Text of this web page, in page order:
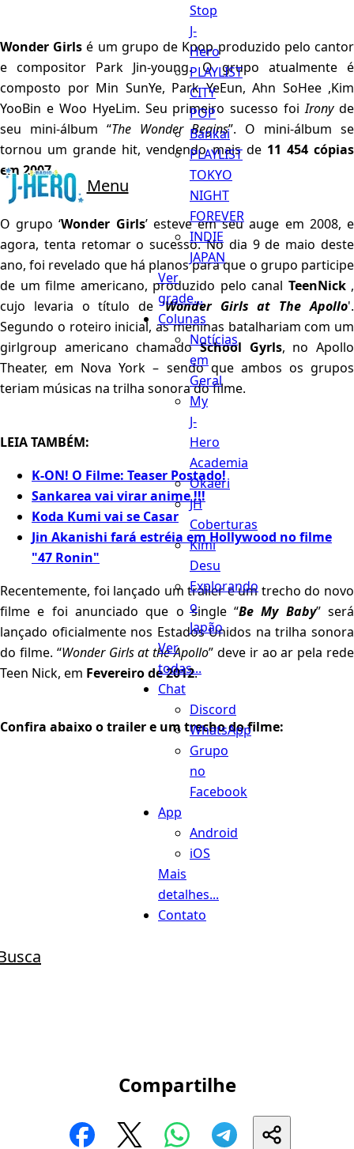
Menu
Stop
J-
Hero
PLAYLIST
CITY
POP
Bankai
PLAYLIST
TOKYO
NIGHT
FOREVER
INDIE
JAPAN
Ver
grade...
Colunas
Notícias
em
Geral
My
J-
Hero
Academia
Okaeri
JH
Coberturas
Kimi
Desu
Explorando
o
Japão
Ver
todas...
Chat
Discord
WhatsApp
Grupo
no
Facebook
App
Android
iOS
Mais
detalhes...
Contato
Wonder Girls é um grupo de Kpop produzido pelo cantor
e compositor Park Jin-young. O grupo atualmente é
composto por Min SunYe, Park YeEun, Ahn SoHee ,Kim
YooBin e Woo HyeLim. Seu primeiro sucesso foiIronyde
seu mini-álbum “The Wonder Begins”. O mini-álbum se
tornou um grande hit, vendendo mais de 11 454 cópias
em 2007.
O grupo ‘Wonder Girls’ esteve em seu auge em 2008, e
agora, tenta retomar o sucesso. No dia 9 de maio deste
ano, foi revelado que há planos para que o grupo participe
de um filme americano, produzido pelo canal TeenNick,
cujo levaria o título de 'Wonder Girls at The Apollo'.
Segundo o roteiro inicial, as meninas batalhariam com um
girlgroup americano chamadoSchool Gyrls, no Apollo
Theater, em Nova York – sendo que ambos os grupos
teriam músicas na trilha sonora do filme.
LEIA TAMBÉM:
K-ON! O Filme: Teaser Postado!
Sankarea vai virar anime !!!
Koda Kumi vai se Casar
Jin Akanishi fará estréia em Hollywood no filme
"47 Ronin"
Recentemente, foi lançado um trailer e um trecho do novo
filme e foi anunciado que o single “Be My Baby” será
lançado oficialmente nos Estados Unidos na trilha sonora
do filme. “Wonder Girls at the Apollo” deve ir ao ar pela rede
Teen Nick, em Fevereiro de 2012.
Confira abaixo o trailer e um trecho do filme:
Compartilhe